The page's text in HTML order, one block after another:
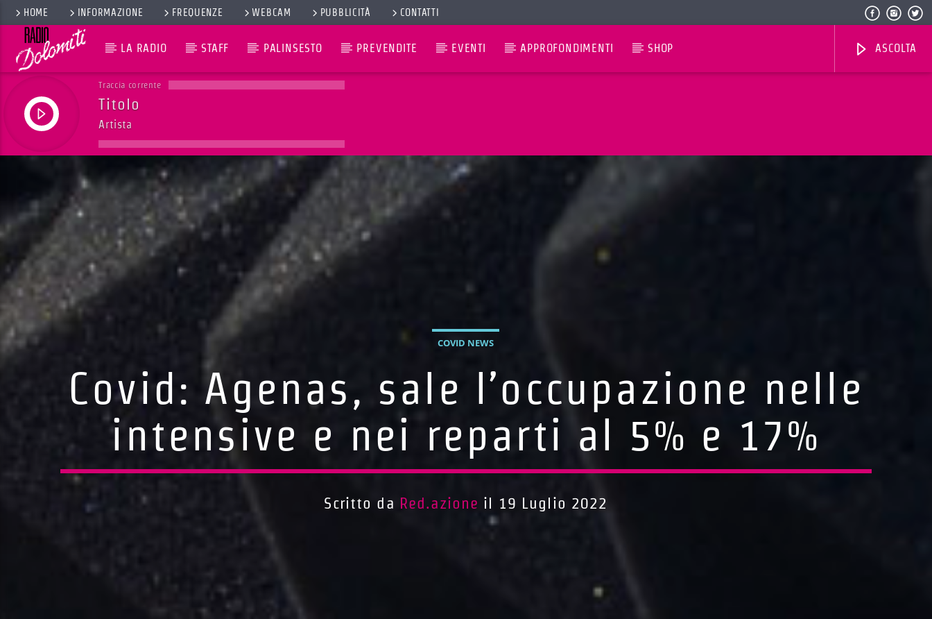
HOME INFORMAZIONE FREQUENZE WEBCAM PUBBLICITÀ CONTATTI
LA RADIO STAFF PALINSESTO PREVENDITE EVENTI APPROFONDIMENTI SHOP ASCOLTA
Traccia corrente
Titolo
Artista
COVID NEWS
Covid: Agenas, sale l’occupazione nelle
intensive e nei reparti al 5% e 17%
Scritto da Red.azione il 19 Luglio 2022